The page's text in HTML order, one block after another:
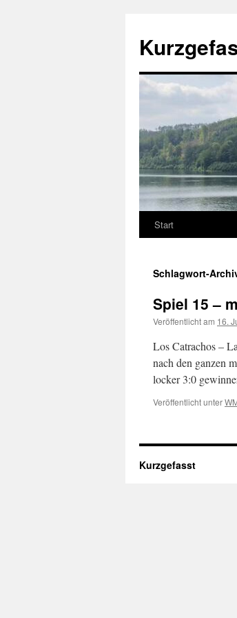
springen
Start
Schlagwort-
Spiel 15 –
Veröffentlicht am 16.
Los Catrachos –
nach den ganzen
locker 3:0
Veröffentlicht unter
Kurzgefasst